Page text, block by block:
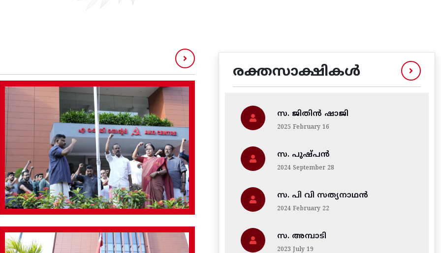
രക്തസാക്ഷികൾ
സ. ജിതിന്‍ ഷാജി
2025 February 16
സ. പുഷ്പൻ
2024 September 28
സ. പി വി സത്യനാഥൻ
2024 February 22
സ. അമ്പാടി
2023 July 19